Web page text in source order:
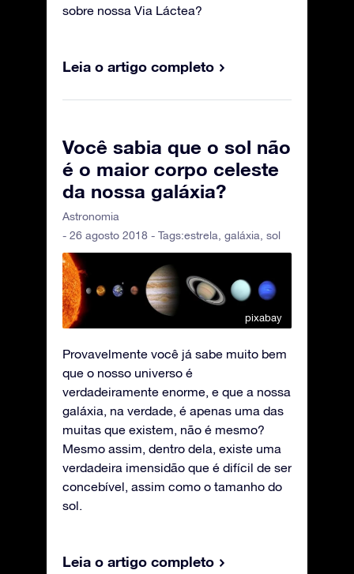
sobre nossa Via Láctea?
Leia o artigo completo
Você sabia que o sol não
é o maior corpo celeste
da nossa galáxia?
Astronomia
- 26 agosto 2018 - Tags:estrela galáxia sol
pixabay
Provavelmente você já sabe muito bem
que o nosso universo é
verdadeiramente enorme, e que a nossa
galáxia, na verdade, é apenas uma das
muitas que existem, não é mesmo?
Mesmo assim, dentro dela, existe uma
verdadeira imensidão que é difícil de ser
concebível, assim como o tamanho do
sol.
Leia o artigo completo